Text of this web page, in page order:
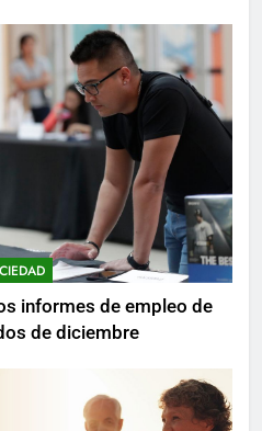
informes de empleo de
de diciembre